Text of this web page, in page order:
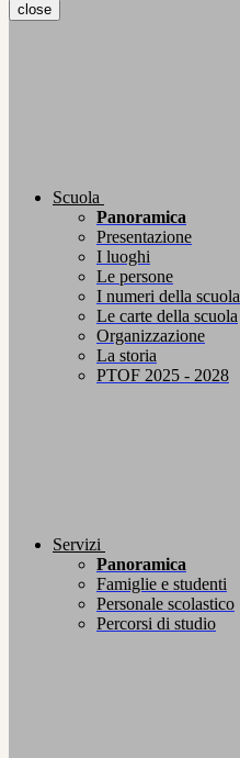
close
Scuola
Panoramica
Presentazione
I luoghi
Le persone
I numeri della scuola
Le carte della scuola
Organizzazione
La storia
PTOF 2025 - 2028
Servizi
Panoramica
Famiglie e studenti
Personale scolastico
Percorsi di studio